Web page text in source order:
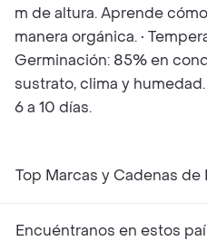
m de altura. Aprende
manera orgánica. •
Germinación: 85% en
sustrato, clima y
6 a 10 días.
Top Marcas y Cadenas de
Encuéntranos en estos